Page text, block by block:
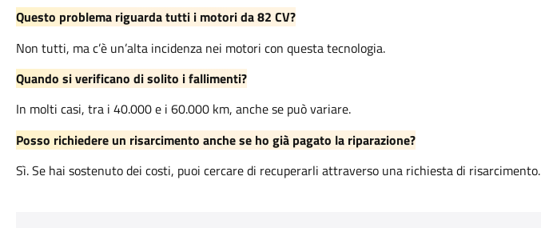
Questo problema riguarda tutti i motori da 82 CV?
Non tutti, ma c’è un’alta incidenza nei motori con questa tecnologia.
Quando si verificano di solito i fallimenti?
In molti casi, tra i 40.000 e i 60.000 km, anche se può variare.
Posso richiedere un risarcimento anche se ho già pagato la riparazione?
Sì. Se hai sostenuto dei costi, puoi cercare di recuperarli attraverso una richiesta di risarcimento.